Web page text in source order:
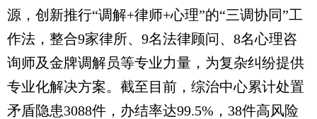
源，创新推行“调解+律师+心理”的“三调协同”工
作法，整合9家律所、9名法律顾问、8名心理咨
询师及金牌调解员等专业力量，为复杂纠纷提供
专业化解决方案。截至目前，综治中心累计处置
矛盾隐患3088件，办结率达99.5%，38件高风险